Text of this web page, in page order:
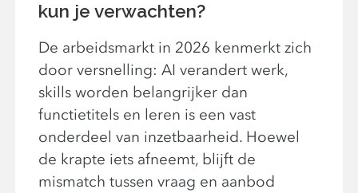
kun je verwachten?
De arbeidsmarkt in 2026 kenmerkt zich
door versnelling: AI verandert werk,
skills worden belangrijker dan
functietitels en leren is een vast
onderdeel van inzetbaarheid. Hoewel
de krapte iets afneemt, blijft de
mismatch tussen vraag en aanbod